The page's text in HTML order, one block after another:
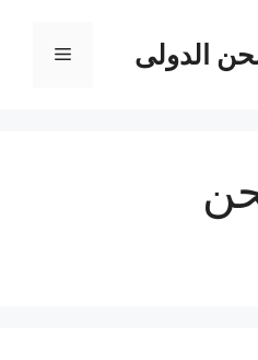
الدولى القائمة